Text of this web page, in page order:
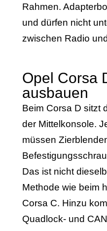
Rahmen.
und dürfen nicht
zwischen Radio
Opel Corsa
ausbauen
Beim Corsa D sitzt
der Mittelkonsole.
müssen
Das ist nicht
Methode wie beim
Corsa C. Hinzu
Quadlock- und